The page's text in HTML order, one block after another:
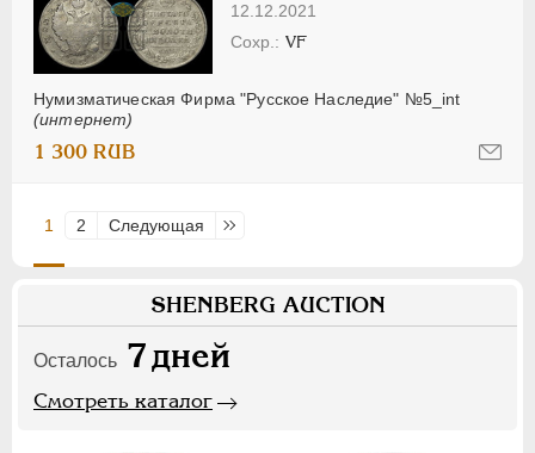
12.12.2021
Нумизматическая Фирма "Русское Наследие" №5_int
(интернет)
VF
1 300 RUB
1 2 Следующая Последняя
SHENBERG AUCTION
Осталось 7дней
Смотреть каталог